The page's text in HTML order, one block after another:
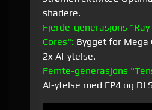
shadere.
Fjerde-generasjons "Ray
Cores": Bygget for Mega
2x AI-ytelse.
Femte-generasjons
AI-ytelse med FP4 og